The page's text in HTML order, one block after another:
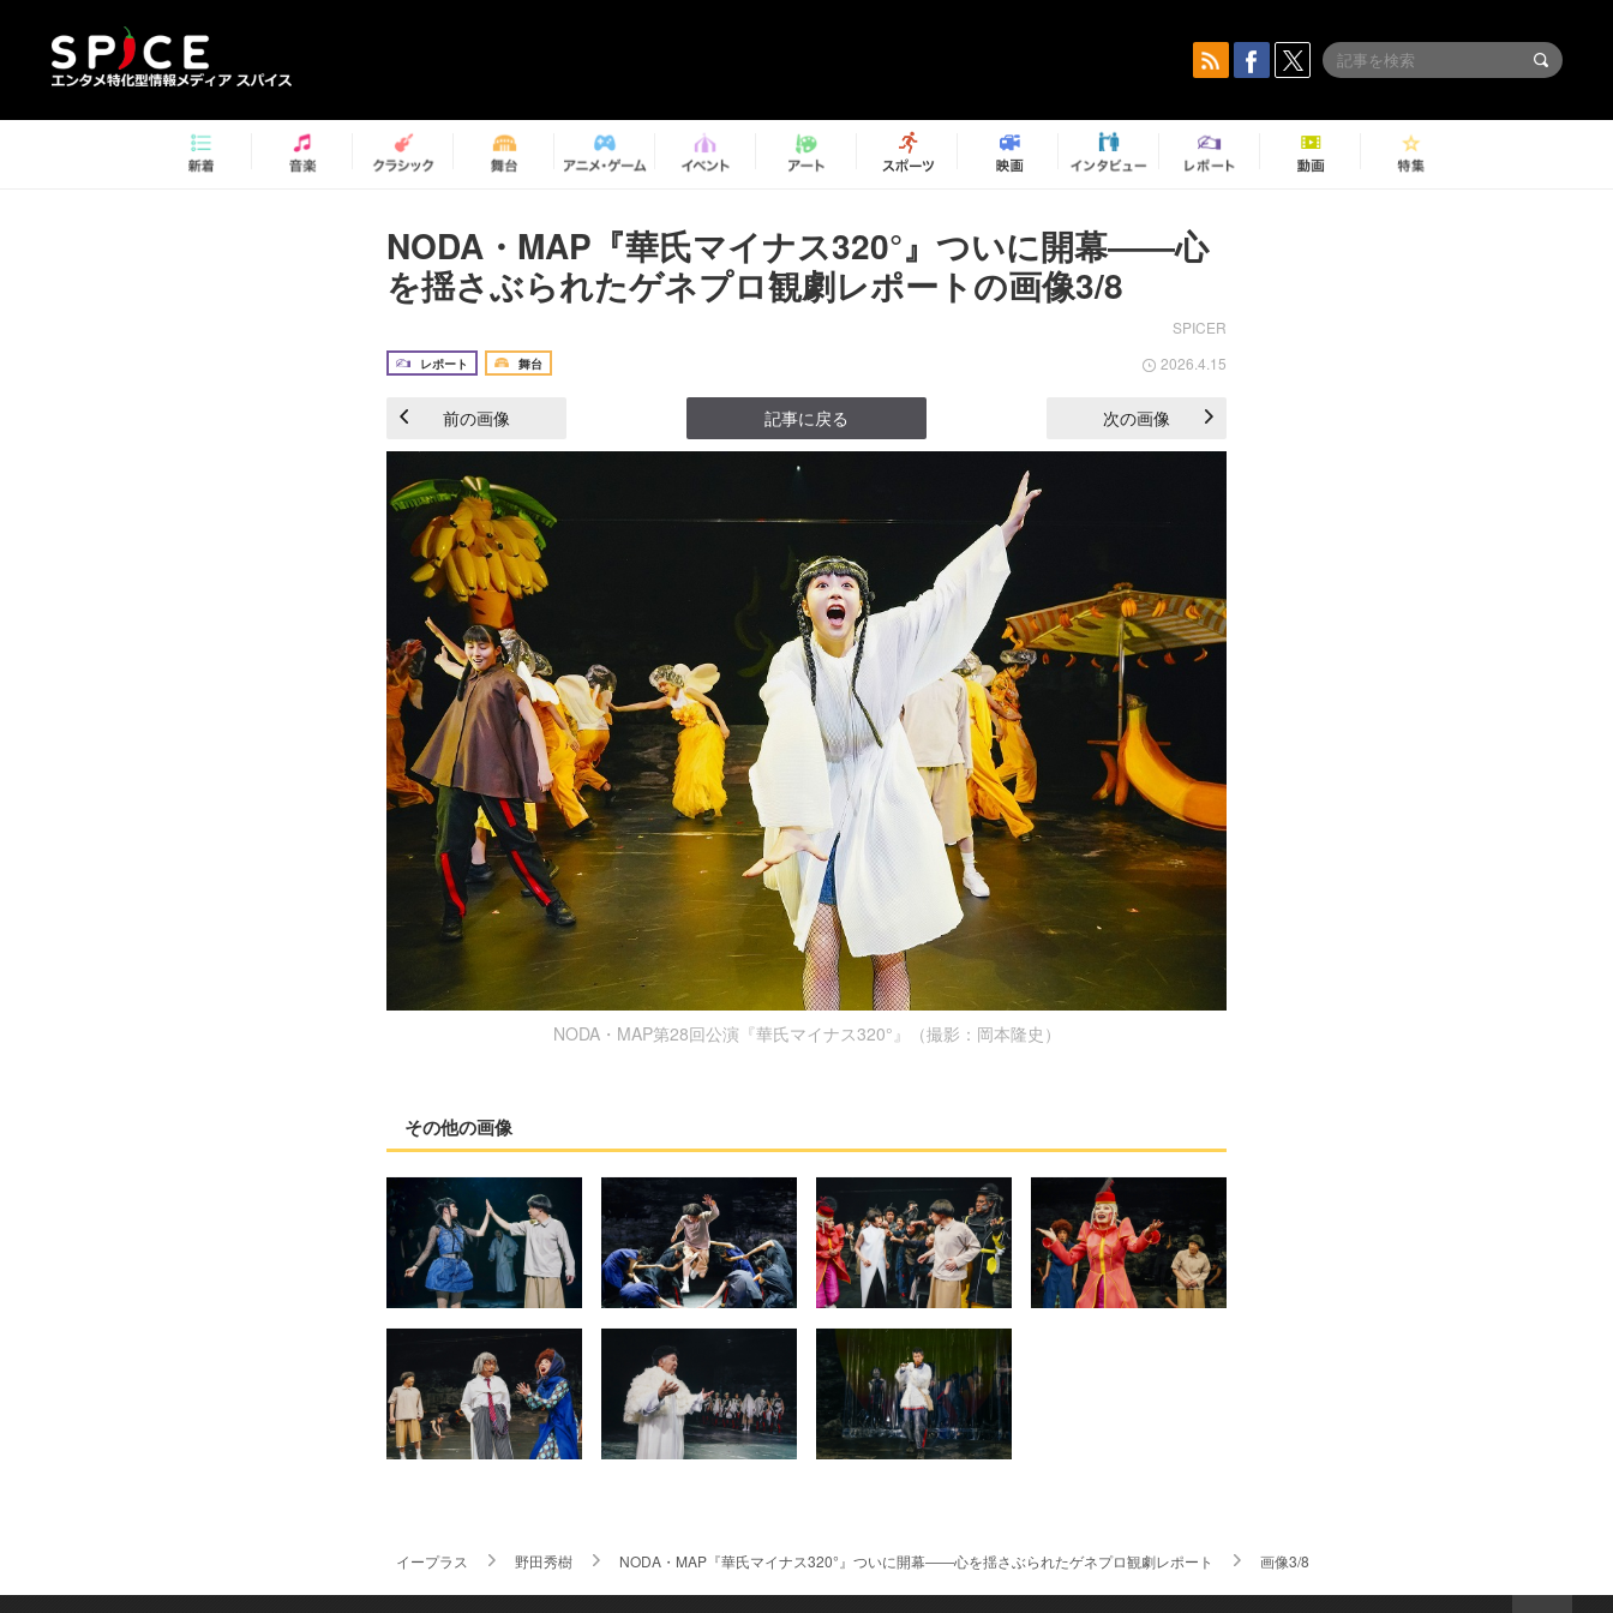
NODA・MAP『華氏マイナス320°』ついに開幕――心
を揺さぶられたゲネプロ観劇レポートの画像3/8
SPICER
レポート 舞台 2026.4.15
前の画像 記事に戻る 次の画像
NODA・MAP第28回公演『華氏マイナス320°』（撮影：岡本隆史）
その他の画像
イープラス 野田秀樹 NODA・MAP『華氏マイナス320°』ついに開幕――心を揺さぶられたゲネプロ観劇レポート 画像3/8